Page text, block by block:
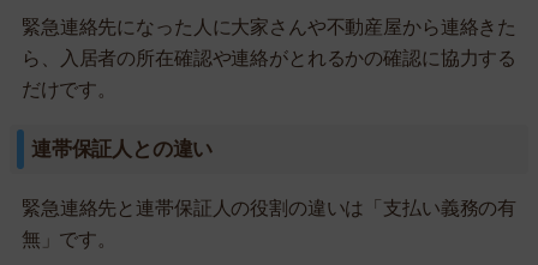
緊急連絡先になった人に大家さんや不動産屋から連絡きた
ら、入居者の所在確認や連絡がとれるかの確認に協力する
だけです。
連帯保証人との違い
緊急連絡先と連帯保証人の役割の違いは「支払い義務の有
無」です。